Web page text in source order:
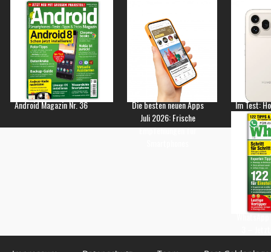
Android Magazin Nr. 36
Die besten neuen Apps
Juli 2026: Frische
Empfehlungen für
Im Test: